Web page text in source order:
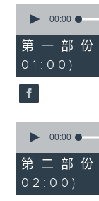
seconds
55
minutes,
10
seconds
00:00
第一部
01:00)
seconds
55
minutes,
20
seconds
00:00
第二部
02:00)